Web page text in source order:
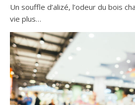
Un souffle d’alizé, l’odeur du bois
vie plus…